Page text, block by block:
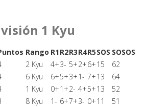
1 Kyu
Rango R1R2R3R4R5SOS SOSOS
2 Kyu 4+3- 5+2+6+15
62
6 Kyu 6+5+3+1- 7+13
64
1 Kyu 0+1+2- 4+5+13
52
8 Kyu 1- 6+7+3- 0+11
51